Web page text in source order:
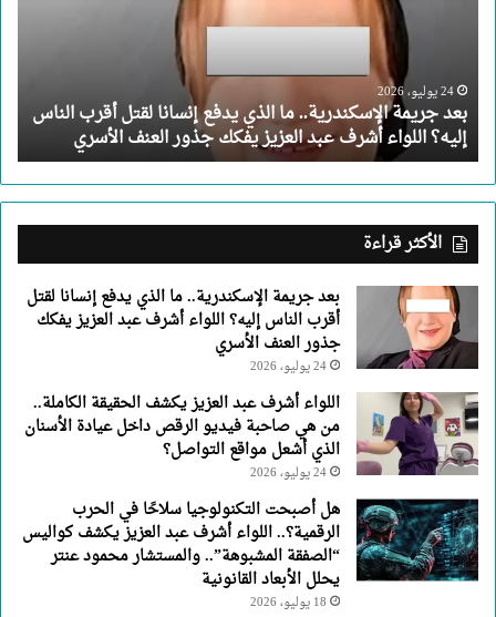
لقتل
أقرب
الناس
إليه؟
اللواء
أشرف
عبد
العزيز
جذور
العنف
الأسري
24 يوليو، 2026
بعد جريمة الإسكندرية.. ما الذي يدفع إنسانا لقتل أقرب الناس
إليه؟ اللواء أشرف عبد العزيز يفكك جذور العنف الأسري
الأكثر قراءة
بعد جريمة الإسكندرية.. ما الذي يدفع إنسانا لقتل
أقرب الناس إليه؟ اللواء أشرف عبد العزيز يفكك
جذور العنف الأسري
24 يوليو، 2026
اللواء أشرف عبد العزيز يكشف الحقيقة الكاملة..
من هي صاحبة فيديو الرقص داخل عيادة الأسنان
الذي أشعل مواقع التواصل؟
24 يوليو، 2026
هل أصبحت التكنولوجيا سلاحًا في الحرب
الرقمية؟.. اللواء أشرف عبد العزيز يكشف كواليس
“الصفقة المشبوهة”.. والمستشار محمود عنتر
يحلل الأبعاد القانونية
18 يوليو، 2026